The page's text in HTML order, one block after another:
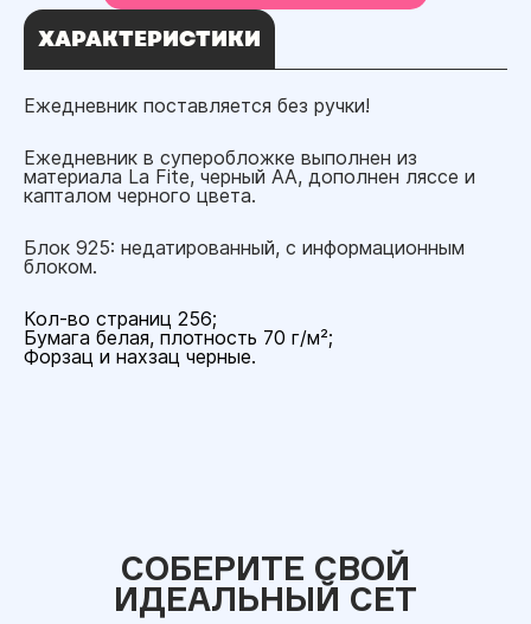
ХАРАКТЕРИСТИКИ
Ежедневник поставляется без ручки!
Ежедневник в суперобложке выполнен из
материала La Fite, черный АА, дополнен ляссе и
капталом черного цвета.
Блок 925: недатированный, с информационным
блоком.
Кол-во страниц 256;
Бумага белая, плотность 70 г/м²;
Форзац и нахзац черные.
СОБЕРИТЕ СВОЙ
ИДЕАЛЬНЫЙ СЕТ